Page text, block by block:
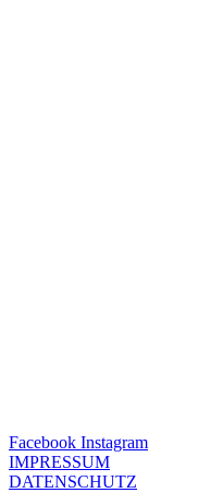
Facebook Instagram
IMPRESSUM
DATENSCHUTZ